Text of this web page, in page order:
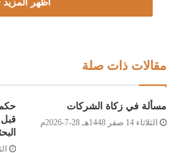
فإن من أفضل ما يعين به المسلم
جراحة أو لإسعاف مريض وتعويضه عما فقد
وقد ذكر الله تعالى: “أنه من قتل نفسًا بغير
الناس جميعًا ومن أحياها فكأنما أحيا الناس
الطلب أحيانا إن حصل اليقين أنه الطريق
اظهر المزيد
مقالات ذات صلة
مسألة في زكاة الشركات
الثلاثاء 14 صفر 1448هـ 28-7-2026م
الثلاثاء